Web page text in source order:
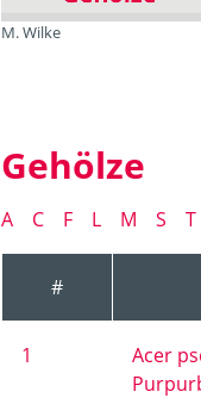
M. Wilke
Gehölze
A C F L M S T
#
1
Acer